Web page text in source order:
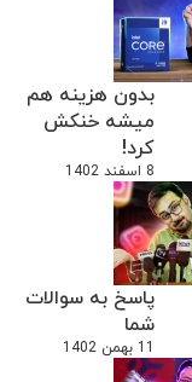
بدون هزینه هم
میشه خنکش
کرد!
8 اسفند 1402
پاسخ به سوالات
شما
11 بهمن 1402